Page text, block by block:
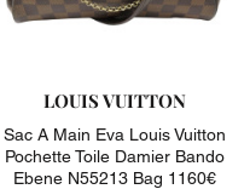
LOUIS VUITTON
Sac A Main Eva Louis Vuitton
Pochette Toile Damier Bando
Ebene N55213 Bag 1160€